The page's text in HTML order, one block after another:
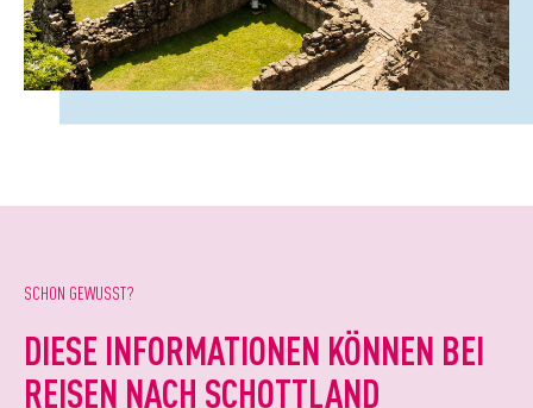
SCHON GEWUSST?
DIESE INFORMATIONEN KÖNNEN BEI
REISEN NACH SCHOTTLAND